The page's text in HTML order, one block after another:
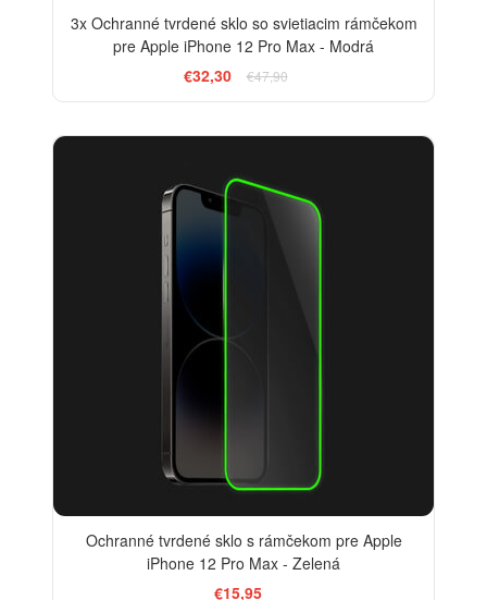
3x Ochranné tvrdené sklo so svietiacim rámčekom
pre Apple iPhone 12 Pro Max - Modrá
€32,30
€47,90
Ochranné tvrdené sklo s rámčekom pre Apple
iPhone 12 Pro Max - Zelená
€15,95